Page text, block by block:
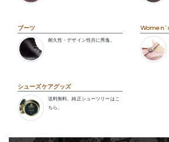
ブーツ
耐久性・デザイン性共に秀逸。
シューズケアグッズ
送料無料。純正シューツリーはこ
ちら。